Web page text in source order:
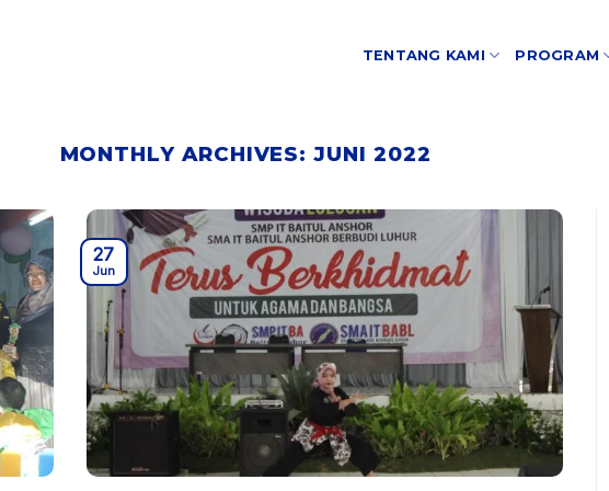
TENTANG KAMI PROGRAM
MONTHLY ARCHIVES:JUNI 2022
27
Jun